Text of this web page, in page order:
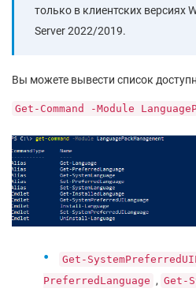
только в клиентских версиях
Server 2022/2019.
Вы можете вывести список
Get-Command -Module
Get-
PreferredLanguage , Get-